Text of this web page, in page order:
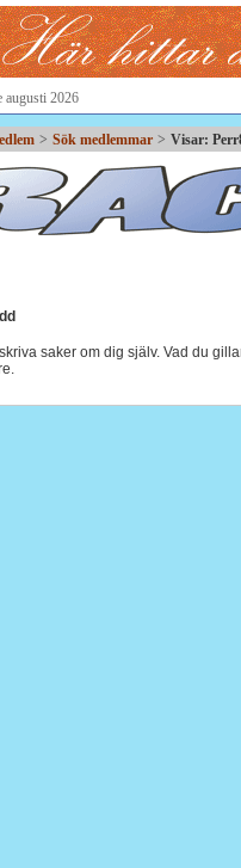
augusti 2026
> Sök medlemmar > Visar:
saker om dig själv. Vad du